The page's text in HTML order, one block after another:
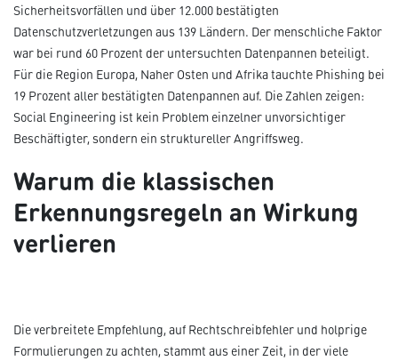
Sicherheitsvorfällen und über 12.000 bestätigten
Datenschutzverletzungen aus 139 Ländern. Der menschliche Faktor
war bei rund 60 Prozent der untersuchten Datenpannen beteiligt.
Für die Region Europa, Naher Osten und Afrika tauchte Phishing bei
19 Prozent aller bestätigten Datenpannen auf. Die Zahlen zeigen:
Social Engineering ist kein Problem einzelner unvorsichtiger
Beschäftigter, sondern ein struktureller Angriffsweg.
Warum die klassischen
Erkennungsregeln an Wirkung
verlieren
Die verbreitete Empfehlung, auf Rechtschreibfehler und holprige
Formulierungen zu achten, stammt aus einer Zeit, in der viele